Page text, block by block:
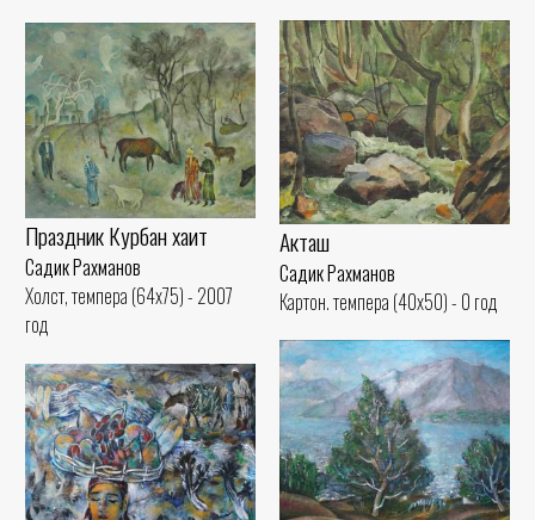
Акташ
Садик Рахманов
Картон. темпера (40x50) - 0 год
Праздник Курбан хаит
Садик Рахманов
Холст, темпера (64x75) - 2007
год